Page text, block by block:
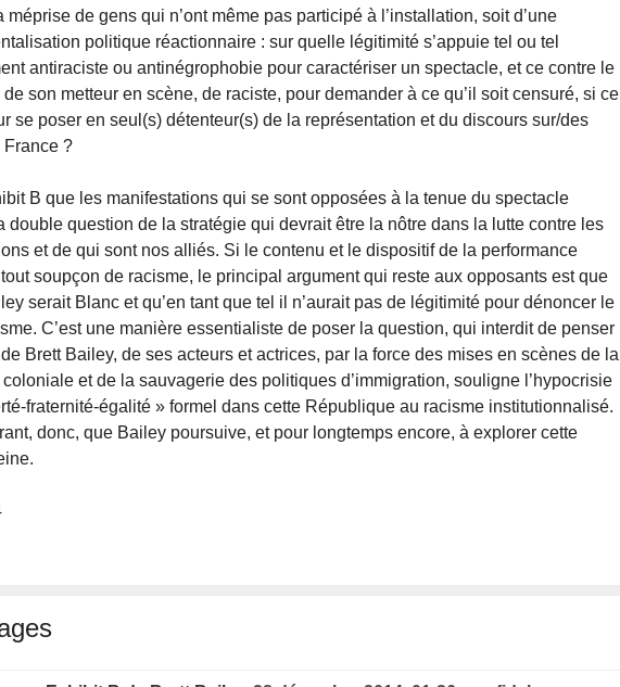
méprise de gens qui n’ont même pas participé à l’installation, soit d’une
politique réactionnaire : sur quelle légitimité s’appuie tel ou tel
antiraciste ou antinégrophobie pour caractériser un spectacle, et ce contre le
son metteur en scène, de raciste, pour demander à ce qu’il soit censuré, si ce
se poser en seul(s) détenteur(s) de la représentation et du discours sur/des
France ?
B que les manifestations qui se sont opposées à la tenue du spectacle
double question de la stratégie qui devrait être la nôtre dans la lutte contre les
et de qui sont nos alliés. Si le contenu et le dispositif de la performance
soupçon de racisme, le principal argument qui reste aux opposants est que
serait Blanc et qu’en tant que tel il n’aurait pas de légitimité pour dénoncer le
C’est une manière essentialiste de poser la question, qui interdit de penser
de Brett Bailey, de ses acteurs et actrices, par la force des mises en scènes de la
coloniale et de la sauvagerie des politiques d’immigration, souligne l’hypocrisie
fraternité-égalité » formel dans cette République au racisme institutionnalisé.
donc, que Bailey poursuive, et pour longtemps encore, à explorer cette